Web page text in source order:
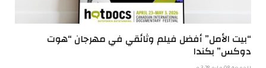
“بيت الأمل” أفضل فيلم وثائقي في مهرجان “هوت
دوكس” بكندا